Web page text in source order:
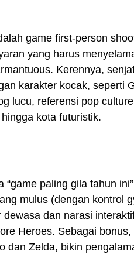
game first-person
yang harus
Kerennya,
karakter kocak, seperti
lucu, referensi pop
kota futuristik.
“game paling gila tahun
mulus (dengan kontrol
dan narasi
Heroes. Sebagai
dan Zelda, bikin